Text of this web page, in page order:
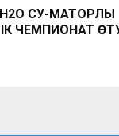
СУ-МАТОРЛЫ
ЧЕМПИОНАТ